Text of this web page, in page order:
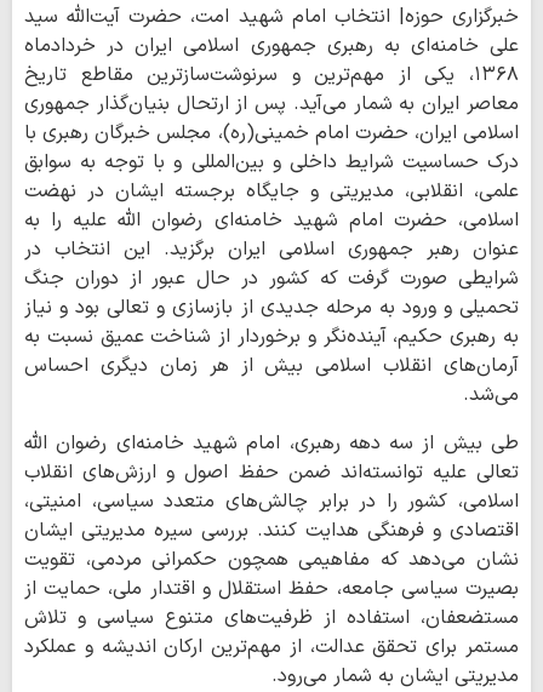
خبرگزاری حوزه| انتخاب امام شهید امت، حضرت آیت‌الله سید
علی خامنه‌ای به رهبری جمهوری اسلامی ایران در خردادماه
۱۳۶۸، یکی از مهم‌ترین و سرنوشت‌سازترین مقاطع تاریخ
معاصر ایران به شمار می‌آید. پس از ارتحال بنیان‌گذار جمهوری
اسلامی ایران، حضرت امام خمینی(ره)، مجلس خبرگان رهبری با
درک حساسیت شرایط داخلی و بین‌المللی و با توجه به سوابق
علمی، انقلابی، مدیریتی و جایگاه برجسته ایشان در نهضت
اسلامی، حضرت امام شهید خامنه‌ای رضوان الله علیه را به
عنوان رهبر جمهوری اسلامی ایران برگزید. این انتخاب در
شرایطی صورت گرفت که کشور در حال عبور از دوران جنگ
تحمیلی و ورود به مرحله جدیدی از بازسازی و تعالی بود و نیاز
به رهبری حکیم، آینده‌نگر و برخوردار از شناخت عمیق نسبت به
آرمان‌های انقلاب اسلامی بیش از هر زمان دیگری احساس
می‌شد.
طی بیش از سه دهه رهبری، امام شهید خامنه‌ای رضوان الله
تعالی علیه توانسته‌اند ضمن حفظ اصول و ارزش‌های انقلاب
اسلامی، کشور را در برابر چالش‌های متعدد سیاسی، امنیتی،
اقتصادی و فرهنگی هدایت کنند. بررسی سیره مدیریتی ایشان
نشان می‌دهد که مفاهیمی همچون حکمرانی مردمی، تقویت
بصیرت سیاسی جامعه، حفظ استقلال و اقتدار ملی، حمایت از
مستضعفان، استفاده از ظرفیت‌های متنوع سیاسی و تلاش
مستمر برای تحقق عدالت، از مهم‌ترین ارکان اندیشه و عملکرد
مدیریتی ایشان به شمار می‌رود.